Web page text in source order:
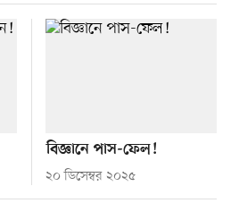
বিজ্ঞানে পাস-ফেল!
২০ ডিসেম্বর ২০২৫